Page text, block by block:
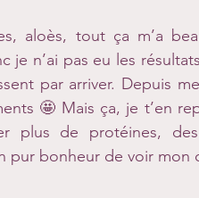
aloès, tout ça m’a
je n’ai pas eu les
par arriver. Depuis
🤩 Mais ça, je t’en
plus de protéines,
pur bonheur de voir